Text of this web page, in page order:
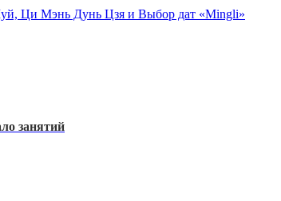
Ци Мэнь Дунь Цзя и Выбор дат «Mingli»
занятий